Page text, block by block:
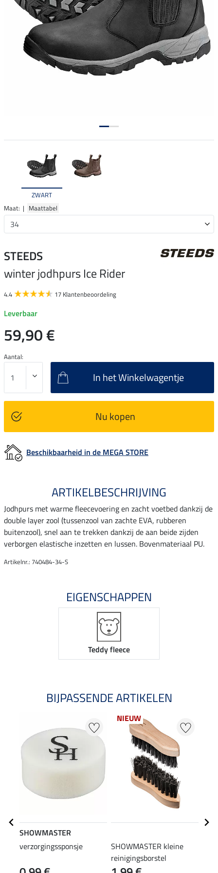
ZWART
Maat: | Maattabel
STEEDS
winter jodhpurs Ice Rider
4.4 17 Klantenbeoordeling
Leverbaar
59,90 €
Aantal:
In het Winkelwagentje
Nu kopen
Beschikbaarheid in de MEGA STORE
ARTIKELBESCHRIJVING
Jodhpurs met warme fleecevoering en zacht voetbed dankzij de
double layer zool (tussenzool van zachte EVA, rubberen
buitenzool), snel aan te trekken dankzij de aan beide zijden
verborgen elastische inzetten en lussen. Bovenmateriaal PU.
Artikelnr.: 740484-34-S
EIGENSCHAPPEN
Teddy fleece
BIJPASSENDE ARTIKELEN
SHOWMASTER
verzorgingssponsje
NIEUW
SHOWMASTER kleine
reinigingsborstel